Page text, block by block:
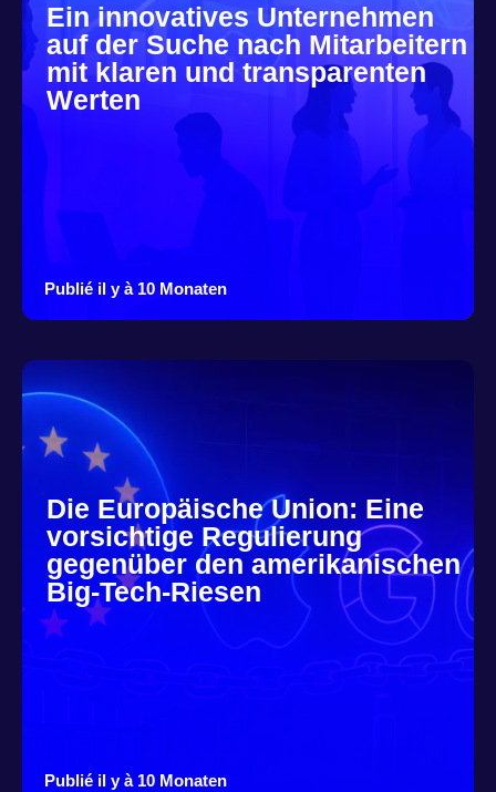
Ein innovatives Unternehmen
auf der Suche nach Mitarbeitern
mit klaren und transparenten
Werten
Publié il y à 10 Monaten
Die Europäische Union: Eine
vorsichtige Regulierung
gegenüber den amerikanischen
Big-Tech-Riesen
Publié il y à 10 Monaten